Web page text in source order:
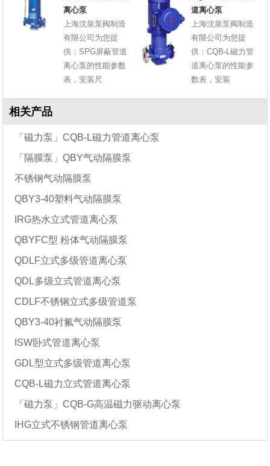
离心泵
上海沈泉泵阀制造
有限公司为您提
供：SPG屏蔽管道
离心泵的性能参数
表，安装尺
道离心泵
上海沈泉泵阀制造
有限公司为您提
供：CQB-L磁力管
道离心泵的性能参
数表，安装
相关产品
「磁力泵」CQB-L磁力管道离心泵
「隔膜泵」QBY气动隔膜泵
不锈钢气动隔膜泵
QBY3-40塑料气动隔膜泵
IRG热水立式管道离心泵
QBYFC型 粉体气动隔膜泵
QDLF立式多级管道离心泵
QDL多级立式管道离心泵
CDLF不锈钢立式多级管道泵
QBY3-40衬氟气动隔膜泵
ISW卧式管道离心泵
GDL型立式多级管道离心泵
CQB-L磁力立式管道离心泵
「磁力泵」CQB-G高温磁力驱动离心泵
IHG立式不锈钢管道离心泵